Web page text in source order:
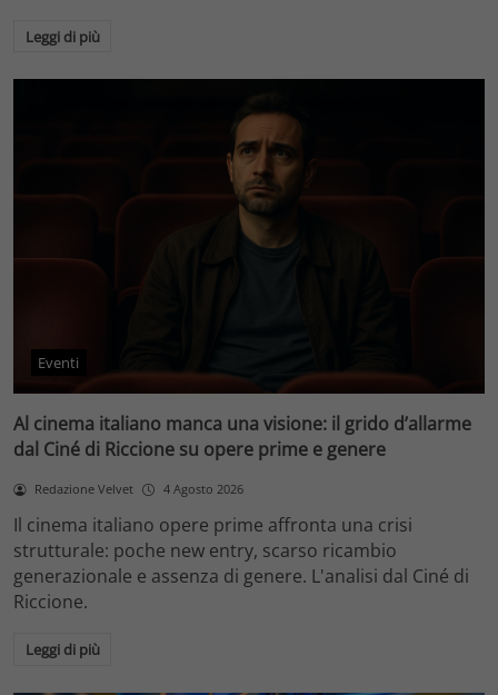
Leggi di più
Eventi
Al cinema italiano manca una visione: il grido d’allarme
dal Ciné di Riccione su opere prime e genere
Redazione Velvet 4 Agosto 2026
Il cinema italiano opere prime affronta una crisi
strutturale: poche new entry, scarso ricambio
generazionale e assenza di genere. L'analisi dal Ciné di
Riccione.
Leggi di più